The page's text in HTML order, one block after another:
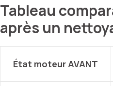
Tableau
après un
État moteur AVANT